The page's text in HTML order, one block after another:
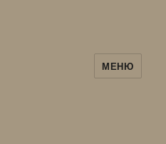
МЕНЮ